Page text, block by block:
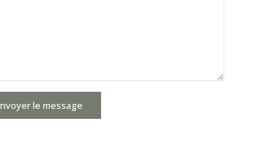
le message